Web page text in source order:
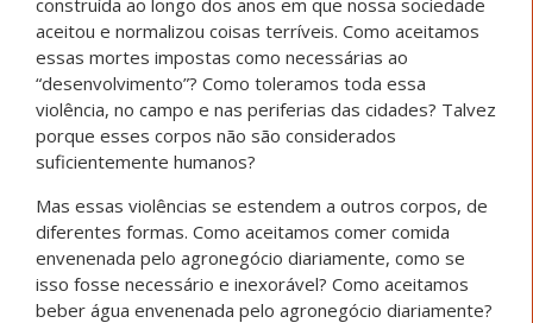
construída ao longo dos anos em que nossa sociedade
aceitou e normalizou coisas terríveis. Como aceitamos
essas mortes impostas como necessárias ao
“desenvolvimento”? Como toleramos toda essa
violência, no campo e nas periferias das cidades? Talvez
porque esses corpos não são considerados
suficientemente humanos?
Mas essas violências se estendem a outros corpos, de
diferentes formas. Como aceitamos comer comida
envenenada pelo agronegócio diariamente, como se
isso fosse necessário e inexorável? Como aceitamos
beber água envenenada pelo agronegócio diariamente?